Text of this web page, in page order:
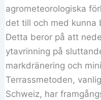
agrometeorologiska
det till och med kunna
Detta beror på att
ytavrinning på
markdränering och
Terrassmetoden,
Schweiz, har